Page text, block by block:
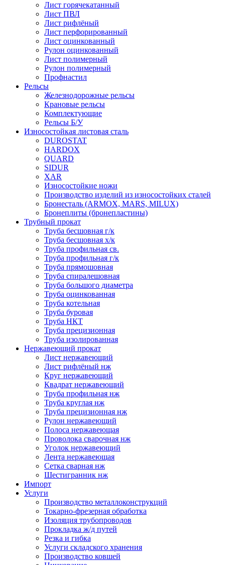
Лист горячекатанный
Лист ПВЛ
Лист рифлёный
Лист перфорированный
Лист оцинкованный
Рулон оцинкованный
Лист полимерный
Рулон полимерный
Профнастил
Рельсы
Железнодорожные рельсы
Крановые рельсы
Комплектующие
Рельсы Б/У
Износостойкая листовая сталь
DUROSTAT
HARDOX
QUARD
SIDUR
XAR
Износостойкие ножи
Производство изделий из износостойких сталей
Бронесталь (ARMOX, MARS, MILUX)
Бронеплиты (бронепластины)
Трубный прокат
Труба бесшовная г/к
Труба бесшовная х/к
Труба профильная св.
Труба профильная г/к
Труба прямошовная
Труба спиралешовная
Труба большого диаметра
Труба оцинкованная
Труба котельная
Труба буровая
Труба НКТ
Труба прецизионная
Труба изолированная
Нержавеющий прокат
Лист нержавеющий
Лист рифлёный нж
Круг нержавеющий
Квадрат нержавеющий
Труба профильная нж
Труба круглая нж
Труба прецизионная нж
Рулон нержавеющий
Полоса нержавеющая
Проволока сварочная нж
Уголок нержавеющий
Лента нержавеющая
Сетка сварная нж
Шестигранник нж
Импорт
Услуги
Производство металлоконструкций
Токарно-фрезерная обработка
Изоляция трубопроводов
Прокладка ж/д путей
Резка и гибка
Услуги складского хранения
Производство ковшей